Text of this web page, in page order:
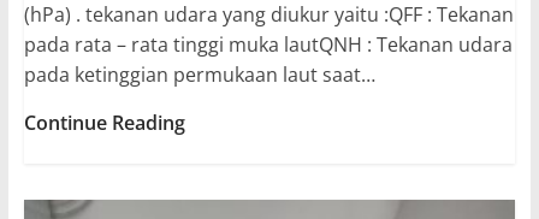
(hPa) . tekanan udara yang diukur yaitu :QFF : Tekanan
pada rata – rata tinggi muka lautQNH : Tekanan udara
pada ketinggian permukaan laut saat…
Continue ReadingBAROMETER